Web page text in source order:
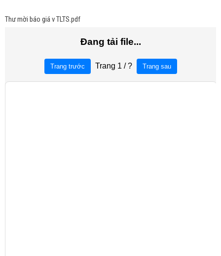
Thư mời báo giá v TLTS.pdf